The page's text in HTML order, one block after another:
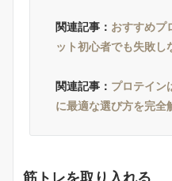
関連記事： おすすめプ
ット初心者でも失敗し
関連記事： プロテイン
に最適な選び方を完全
筋トレを取り入れる